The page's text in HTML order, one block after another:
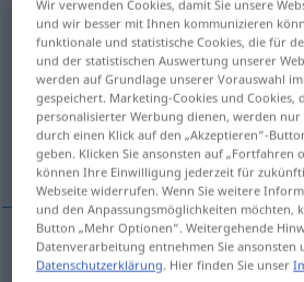
verlebenv/t <sans ge>
Übersicht aller Übersetzungen
(Für mehr Details die Übersetzung
passer gaspiller
passer verlebenFerien
Wir verwenden Cookies, damit Sie unsere
und wir besser mit Ihnen kommunizieren
funktionale und statistische Cookies, die für
und der statistischen Auswertung unserer
werden auf Grundlage unserer Vorauswahl
gespeichert. Marketing-Cookies und Cookies,
personalisierter Werbung dienen, werden nur
durch einen Klick auf den „Akzeptieren“-
geben. Klicken Sie ansonsten auf „Fortfahren
können Ihre Einwilligung jederzeit für
Webseite widerrufen. Wenn Sie weitere
und den Anpassungsmöglichkeiten möchten,
Button „Mehr Optionen“. Weitergehende
Datenverarbeitung entnehmen Sie ansonsten
Datenschutzerklärung. Hier finden Sie unser